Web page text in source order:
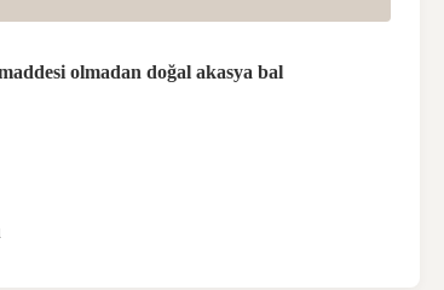
olmadan doğal akasya bal